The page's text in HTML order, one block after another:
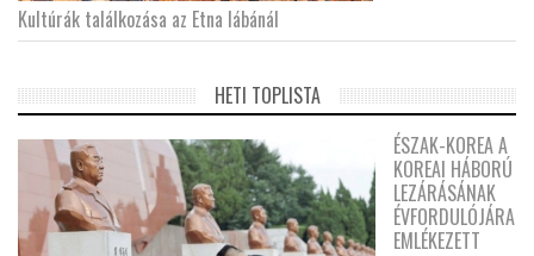
Kultúrák találkozása az Etna lábánál
HETI TOPLISTA
ÉSZAK-KOREA A
KOREAI HÁBORÚ
LEZÁRÁSÁNAK
ÉVFORDULÓJÁRA
EMLÉKEZETT